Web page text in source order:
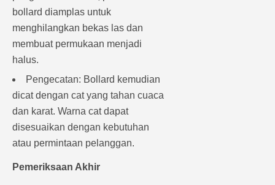
bollard diamplas untuk
menghilangkan bekas las dan
membuat permukaan menjadi
halus.
Pengecatan: Bollard kemudian
dicat dengan cat yang tahan cuaca
dan karat. Warna cat dapat
disesuaikan dengan kebutuhan
atau permintaan pelanggan.
Pemeriksaan Akhir